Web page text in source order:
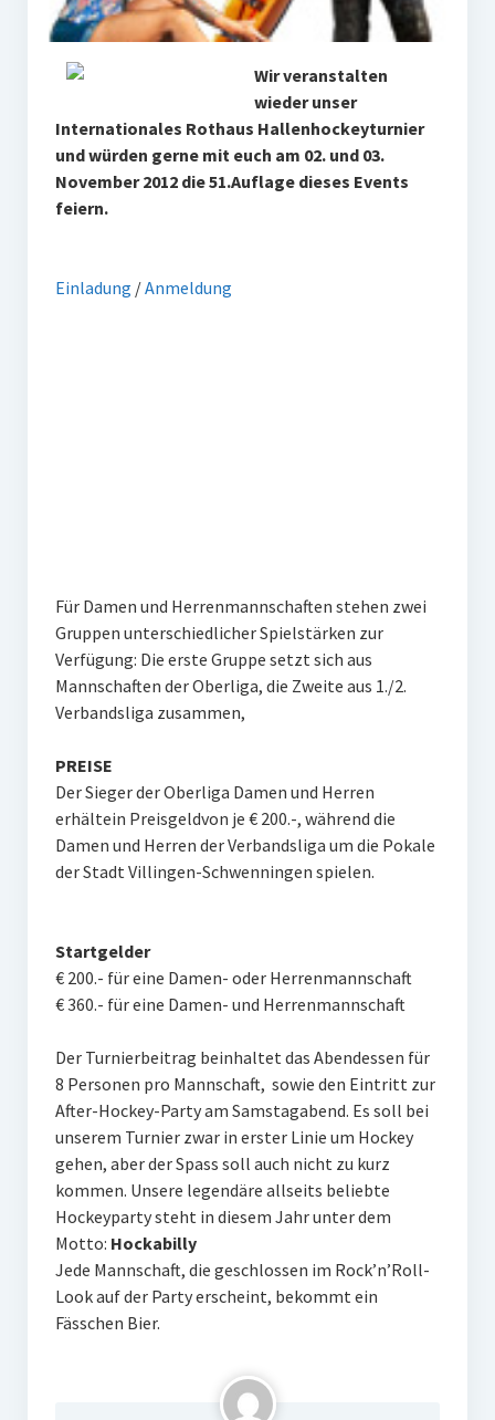
W U16
W U12
M U18
M U12
Wir veranstalten
wieder unser
Internationales Rothaus Hallenhockeyturnier
und würden gerne mit euch am 02. und 03.
November 2012 die 51.Auflage dieses Events
feiern.
Einladung /Anmeldung
Für Damen und Herrenmannschaften stehen zwei
Gruppen unterschiedlicher Spielstärken zur
Verfügung: Die erste Gruppe setzt sich aus
Mannschaften der Oberliga, die Zweite aus 1./2.
Verbandsliga zusammen,
PREISE
Der Sieger der Oberliga Damen und Herren
erhältein Preisgeldvon je € 200.-, während die
Damen und Herren der Verbandsliga um die Pokale
der Stadt Villingen-Schwenningen spielen.
Startgelder
€ 200.- für eine Damen- oder Herrenmannschaft
€ 360.- für eine Damen- und Herrenmannschaft
Der Turnierbeitrag beinhaltet das Abendessen für
8 Personen pro Mannschaft, sowie den Eintritt zur
After-Hockey-Party am Samstagabend. Es soll bei
unserem Turnier zwar in erster Linie um Hockey
gehen, aber der Spass soll auch nicht zu kurz
kommen. Unsere legendäre allseits beliebte
Hockeyparty steht in diesem Jahr unter dem
Motto: Hockabilly
Jede Mannschaft, die geschlossen im Rock’n’Roll-
Look auf der Party erscheint, bekommt ein
Fässchen Bier.